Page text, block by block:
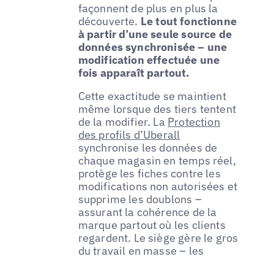
façonnent de plus en plus la
découverte. Le tout fonctionne
à partir d’une seule source de
données synchronisée – une
modification effectuée une
fois apparaît partout.
Cette exactitude se maintient
même lorsque des tiers tentent
de la modifier. La Protection
des profils d’Uberall
synchronise les données de
chaque magasin en temps réel,
protège les fiches contre les
modifications non autorisées et
supprime les doublons –
assurant la cohérence de la
marque partout où les clients
regardent. Le siège gère le gros
du travail en masse – les